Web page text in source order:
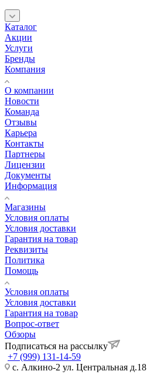
Каталог
Акции
Услуги
Бренды
Компания
О компании
Новости
Команда
Отзывы
Карьера
Контакты
Партнеры
Лицензии
Документы
Информация
Магазины
Условия оплаты
Условия доставки
Гарантия на товар
Реквизиты
Политика
Помощь
Условия оплаты
Условия доставки
Гарантия на товар
Вопрос-ответ
Обзоры
Подписаться на рассылку
+7 (999) 131-14-59
с. Алкино-2 ул. Центральная д.18